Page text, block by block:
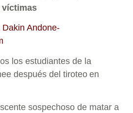
víctimas
Andone-
los estudiantes de la
después del tiroteo en
sospechoso de matar a